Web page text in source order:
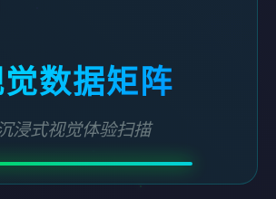
数据矩阵
浸式视觉体验扫描